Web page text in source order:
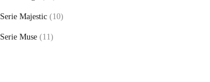
Serie Majestic (10)
Serie Muse (11)